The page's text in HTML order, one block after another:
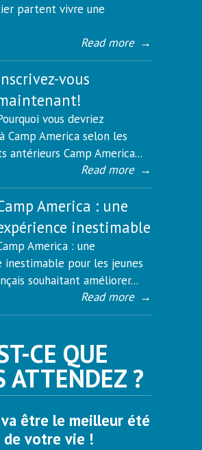
partent vivre une
Read more →
vous
vous devriez
Camp America selon les
antérieurs Camp America...
Read more →
America : une
inestimable
America : une
inestimable pour les jeunes
souhaitant améliorer...
Read more →
CE QUE
ATTENDEZ ?
être le meilleur été
de votre vie !